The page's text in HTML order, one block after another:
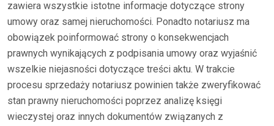
zawiera wszystkie istotne informacje dotyczące strony
umowy oraz samej nieruchomości. Ponadto notariusz ma
obowiązek poinformować strony o konsekwencjach
prawnych wynikających z podpisania umowy oraz wyjaśnić
wszelkie niejasności dotyczące treści aktu. W trakcie
procesu sprzedaży notariusz powinien także zweryfikować
stan prawny nieruchomości poprzez analizę księgi
wieczystej oraz innych dokumentów związanych z